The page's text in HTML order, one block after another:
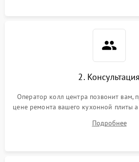
2. Консультация
Оператор колл центра позвонит вам,
цене ремонта вашего кухонной плиты
Подробнее